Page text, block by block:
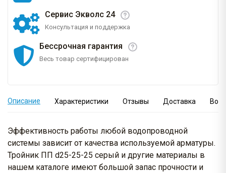
Сервис Экволс 24
Консультация и поддержка
Бессрочная гарантия
Весь товар сертифицирован
Описание Характеристики Отзывы Доставка
Эффективность работы любой водопроводной
системы зависит от качества используемой арматуры.
Тройник ПП d25-25-25 серый и другие материалы в
нашем каталоге имеют большой запас прочности и